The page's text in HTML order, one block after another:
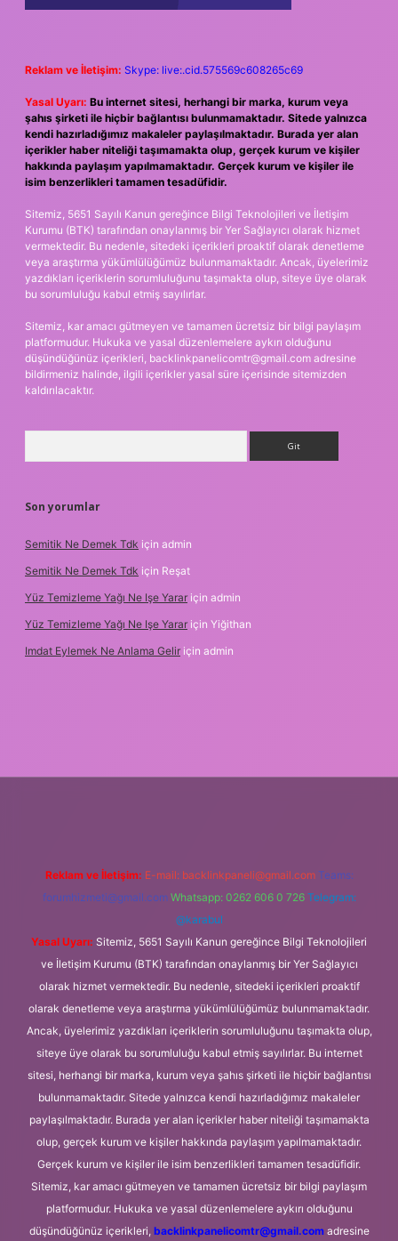
Reklam ve İletişim: Skype: live:.cid.575569c608265c69
Yasal Uyarı: Bu internet sitesi, herhangi bir marka, kurum veya
şahıs şirketi ile hiçbir bağlantısı bulunmamaktadır. Sitede yalnızca
kendi hazırladığımız makaleler paylaşılmaktadır. Burada yer alan
içerikler haber niteliği taşımamakta olup, gerçek kurum ve kişiler
hakkında paylaşım yapılmamaktadır. Gerçek kurum ve kişiler ile
isim benzerlikleri tamamen tesadüfidir.
Sitemiz, 5651 Sayılı Kanun gereğince Bilgi Teknolojileri ve İletişim
Kurumu (BTK) tarafından onaylanmış bir Yer Sağlayıcı olarak hizmet
vermektedir. Bu nedenle, sitedeki içerikleri proaktif olarak denetleme
veya araştırma yükümlülüğümüz bulunmamaktadır. Ancak, üyelerimiz
yazdıkları içeriklerin sorumluluğunu taşımakta olup, siteye üye olarak
bu sorumluluğu kabul etmiş sayılırlar.
Sitemiz, kar amacı gütmeyen ve tamamen ücretsiz bir bilgi paylaşım
platformudur. Hukuka ve yasal düzenlemelere aykırı olduğunu
düşündüğünüz içerikleri, backlinkpanelicomtr@gmail.com adresine
bildirmeniz halinde, ilgili içerikler yasal süre içerisinde sitemizden
kaldırılacaktır.
Son yorumlar
Semitik Ne Demek Tdk için admin
Semitik Ne Demek Tdk için Reşat
Yüz Temizleme Yağı Ne Işe Yarar için admin
Yüz Temizleme Yağı Ne Işe Yarar için Yiğithan
Imdat Eylemek Ne Anlama Gelir için admin
Reklam ve İletişim: E-mail: backlinkpaneli@gmail.com Teams:
forumhizmeti@gmail.com Whatsapp: 0262 606 0 726 Telegram:
@karabul
Yasal Uyarı: Sitemiz, 5651 Sayılı Kanun gereğince Bilgi Teknolojileri
ve İletişim Kurumu (BTK) tarafından onaylanmış bir Yer Sağlayıcı
olarak hizmet vermektedir. Bu nedenle, sitedeki içerikleri proaktif
olarak denetleme veya araştırma yükümlülüğümüz bulunmamaktadır.
Ancak, üyelerimiz yazdıkları içeriklerin sorumluluğunu taşımakta olup,
siteye üye olarak bu sorumluluğu kabul etmiş sayılırlar. Bu internet
sitesi, herhangi bir marka, kurum veya şahıs şirketi ile hiçbir bağlantısı
bulunmamaktadır. Sitede yalnızca kendi hazırladığımız makaleler
paylaşılmaktadır. Burada yer alan içerikler haber niteliği taşımamakta
olup, gerçek kurum ve kişiler hakkında paylaşım yapılmamaktadır.
Gerçek kurum ve kişiler ile isim benzerlikleri tamamen tesadüfidir.
Sitemiz, kar amacı gütmeyen ve tamamen ücretsiz bir bilgi paylaşım
platformudur. Hukuka ve yasal düzenlemelere aykırı olduğunu
düşündüğünüz içerikleri, backlinkpanelicomtr@gmail.comadresine